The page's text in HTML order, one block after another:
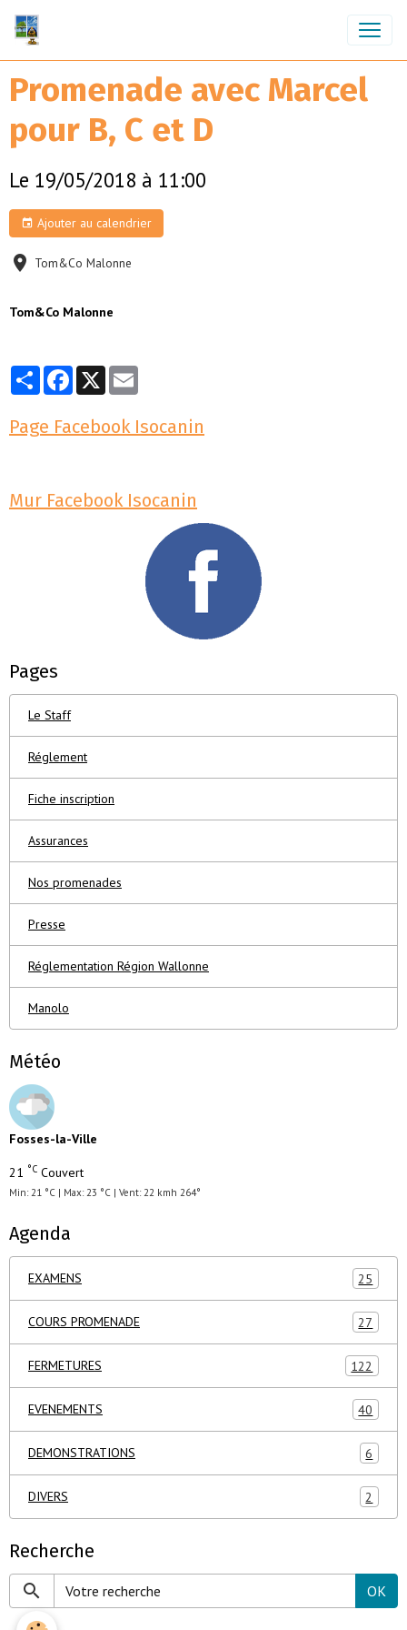
Promenade avec Marcel
pour B, C et D
Le 19/05/2018 à 11:00
Ajouter au calendrier
Tom&Co Malonne
Tom&Co Malonne
PartagerFacebook
X
Page Facebook Isocanin
Mur Facebook Isocanin
Pages
Le Staff
Réglement
Fiche inscription
Assurances
Nos promenades
Presse
Réglementation Région Wallonne
Manolo
Météo
Fosses-la-Ville
21 °C Couvert
Min: 21 °C | Max: 23 °C | Vent: 22 kmh 264°
Agenda
EXAMENS 25
COURS PROMENADE 27
FERMETURES 122
EVENEMENTS 40
DEMONSTRATIONS 6
DIVERS 2
Recherche
OK